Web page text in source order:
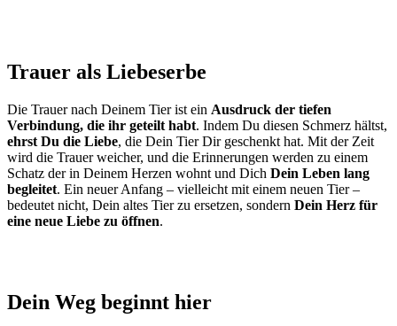
Trauer als Liebeserbe
Die Trauer nach Deinem Tier ist ein Ausdruck der tiefen
Verbindung, die ihr geteilt habt. Indem Du diesen Schmerz hältst,
ehrst Du die Liebe, die Dein Tier Dir geschenkt hat. Mit der Zeit
wird die Trauer weicher, und die Erinnerungen werden zu einem
Schatz der in Deinem Herzen wohnt und Dich Dein Leben lang
begleitet. Ein neuer Anfang – vielleicht mit einem neuen Tier –
bedeutet nicht, Dein altes Tier zu ersetzen, sondern Dein Herz für
eine neue Liebe zu öffnen.
Dein Weg beginnt hier